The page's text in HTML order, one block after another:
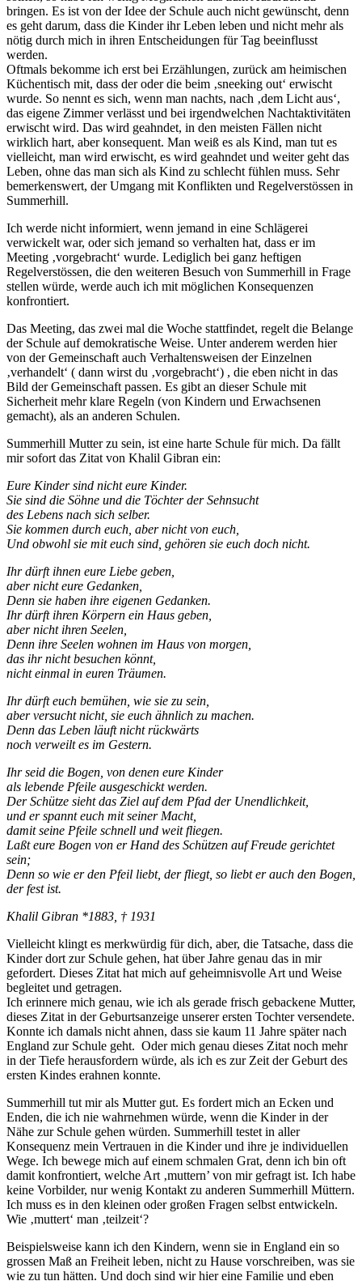
bringen. Es ist von der Idee der Schule auch nicht gewünscht, denn
es geht darum, dass die Kinder ihr Leben leben und nicht mehr als
nötig durch mich in ihren Entscheidungen für Tag beeinflusst
werden.
Oftmals bekomme ich erst bei Erzählungen, zurück am heimischen
Küchentisch mit, dass der oder die beim ‚sneeking out‘ erwischt
wurde. So nennt es sich, wenn man nachts, nach ‚dem Licht aus‘,
das eigene Zimmer verlässt und bei irgendwelchen Nachtaktivitäten
erwischt wird. Das wird geahndet, in den meisten Fällen nicht
wirklich hart, aber konsequent. Man weiß es als Kind, man tut es
vielleicht, man wird erwischt, es wird geahndet und weiter geht das
Leben, ohne das man sich als Kind zu schlecht fühlen muss. Sehr
bemerkenswert, der Umgang mit Konflikten und Regelverstössen in
Summerhill.
Ich werde nicht informiert, wenn jemand in eine Schlägerei
verwickelt war, oder sich jemand so verhalten hat, dass er im
Meeting ‚vorgebracht‘ wurde. Lediglich bei ganz heftigen
Regelverstössen, die den weiteren Besuch von Summerhill in Frage
stellen würde, werde auch ich mit möglichen Konsequenzen
konfrontiert.
Das Meeting, das zwei mal die Woche stattfindet, regelt die Belange
der Schule auf demokratische Weise. Unter anderem werden hier
von der Gemeinschaft auch Verhaltensweisen der Einzelnen
‚verhandelt‘ ( dann wirst du ‚vorgebracht‘) , die eben nicht in das
Bild der Gemeinschaft passen. Es gibt an dieser Schule mit
Sicherheit mehr klare Regeln (von Kindern und Erwachsenen
gemacht), als an anderen Schulen.
Summerhill Mutter zu sein, ist eine harte Schule für mich. Da fällt
mir sofort das Zitat von Khalil Gibran ein:
Eure Kinder sind nicht eure Kinder.
Sie sind die Söhne und die Töchter der Sehnsucht
des Lebens nach sich selber.
Sie kommen durch euch, aber nicht von euch,
Und obwohl sie mit euch sind, gehören sie euch doch nicht.
Ihr dürft ihnen eure Liebe geben,
aber nicht eure Gedanken,
Denn sie haben ihre eigenen Gedanken.
Ihr dürft ihren Körpern ein Haus geben,
aber nicht ihren Seelen,
Denn ihre Seelen wohnen im Haus von morgen,
das ihr nicht besuchen könnt,
nicht einmal in euren Träumen.
Ihr dürft euch bemühen, wie sie zu sein,
aber versucht nicht, sie euch ähnlich zu machen.
Denn das Leben läuft nicht rückwärts
noch verweilt es im Gestern.
Ihr seid die Bogen, von denen eure Kinder
als lebende Pfeile ausgeschickt werden.
Der Schütze sieht das Ziel auf dem Pfad der Unendlichkeit,
und er spannt euch mit seiner Macht,
damit seine Pfeile schnell und weit fliegen.
Laßt eure Bogen von er Hand des Schützen auf Freude gerichtet
sein;
Denn so wie er den Pfeil liebt, der fliegt, so liebt er auch den Bogen,
der fest ist.
Khalil Gibran *1883, † 1931
Vielleicht klingt es merkwürdig für dich, aber, die Tatsache, dass die
Kinder dort zur Schule gehen, hat über Jahre genau das in mir
gefordert. Dieses Zitat hat mich auf geheimnisvolle Art und Weise
begleitet und getragen.
Ich erinnere mich genau, wie ich als gerade frisch gebackene Mutter,
dieses Zitat in der Geburtsanzeige unserer ersten Tochter versendete.
Konnte ich damals nicht ahnen, dass sie kaum 11 Jahre später nach
England zur Schule geht. Oder mich genau dieses Zitat noch mehr
in der Tiefe herausfordern würde, als ich es zur Zeit der Geburt des
ersten Kindes erahnen konnte.
Summerhill tut mir als Mutter gut. Es fordert mich an Ecken und
Enden, die ich nie wahrnehmen würde, wenn die Kinder in der
Nähe zur Schule gehen würden. Summerhill testet in aller
Konsequenz mein Vertrauen in die Kinder und ihre je individuellen
Wege. Ich bewege mich auf einem schmalen Grat, denn ich bin oft
damit konfrontiert, welche Art ‚muttern’ von mir gefragt ist. Ich habe
keine Vorbilder, nur wenig Kontakt zu anderen Summerhill Müttern.
Ich muss es in den kleinen oder großen Fragen selbst entwickeln.
Wie ‚muttert‘ man ‚teilzeit‘?
Beispielsweise kann ich den Kindern, wenn sie in England ein so
grossen Maß an Freiheit leben, nicht zu Hause vorschreiben, was sie
wie zu tun hätten. Und doch sind wir hier eine Familie und eben